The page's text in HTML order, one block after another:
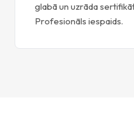
glabā un uzrāda
Profesionāls iespaids.